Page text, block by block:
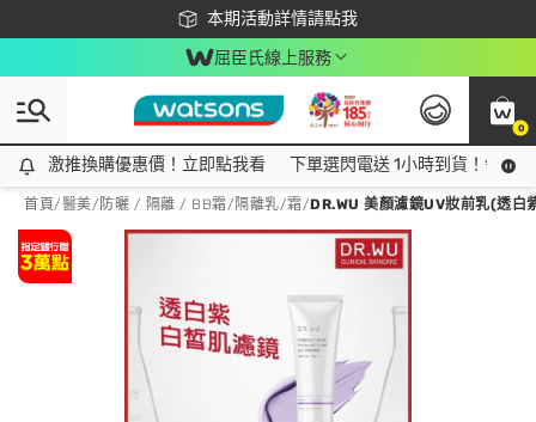
本期活動詳情請點我
下載app最高回饋$350
屈臣氏線上服務
0
激推換購優惠價！立即點我看
激推換購優惠價！立即點我看 下單選閃電送 1小時到貨！領神
首頁/醫美/ 防曬 / 隔離 / BB霜/ 隔離乳/霜/DR.WU 美顏濾鏡UV妝前乳(透